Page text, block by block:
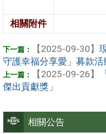
相關公告
相關附件
【2025-09-30】
守護幸福分享愛」募款活
【2025-09-26】
傑出貢獻獎」